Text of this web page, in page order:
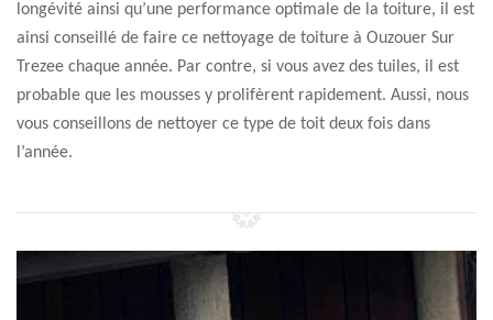
longévité ainsi qu’une performance optimale de la toiture, il est
ainsi conseillé de faire ce nettoyage de toiture à Ouzouer Sur
Trezee chaque année. Par contre, si vous avez des tuiles, il est
probable que les mousses y prolifèrent rapidement. Aussi, nous
vous conseillons de nettoyer ce type de toit deux fois dans
l’année.